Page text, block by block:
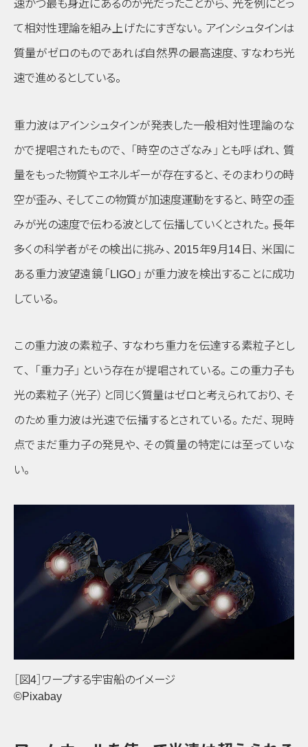
速かつ最も身近にあるのが光だったことから、 光を例にとっ
て相対性理論を組み上げたにすぎない。 アインシュタインは
質量がゼロのものであれば自然界の最高速度、 すなわち光
速で進めるとしている。
重力波はアインシュタインが発表した一般相対性理論のな
かで提唱されたもので、 「時空のさざなみ」 とも呼ばれ、 質
量をもった物質やエネルギーが存在すると、 そのまわりの時
空が歪み、 そしてこの物質が加速度運動をすると、
時空の歪
みが光の速度で伝わる波として伝播していくとされた。 長年
多くの科学者がその検出に挑み、 2015年9月14日 、
米国に
ある重力波望遠鏡 「LIGO」 が重力波を検出することに成功
している。
この重力波の素粒子、 すなわち重力を伝達する素粒子とし
て、 「重力子」 という存在が提唱されている。 この重力子も
光の素粒子 （光子） と同じく質量はゼロと考えられており、 そ
のため重力波は光速で伝播するとされている。 ただ、 現時
点でまだ重力子の発見や、 その質量の特定には至っていな
い。
［図4］ワープする宇宙船のイメージ
©Pixabay